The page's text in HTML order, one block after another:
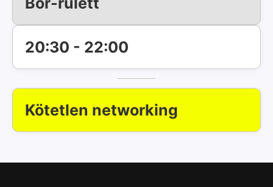
20:30 - 22:00
Kötetlen networking